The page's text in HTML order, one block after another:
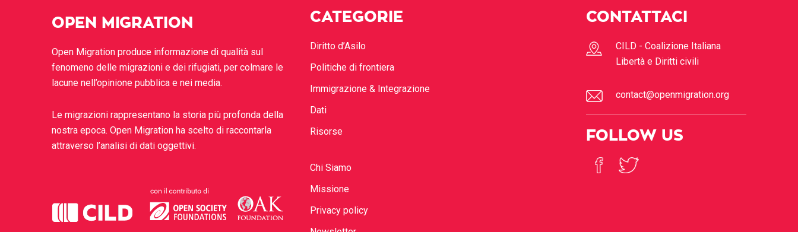
OPEN MIGRATION
Open Migration produce informazione di qualità sul
fenomeno delle migrazioni e dei rifugiati, per colmare le
lacune nell’opinione pubblica e nei media.
Le migrazioni rappresentano la storia più profonda della
nostra epoca. Open Migration ha scelto di raccontarla
attraverso l’analisi di dati oggettivi.
CATEGORIE
Diritto d’Asilo
Politiche di frontiera
Immigrazione & Integrazione
Dati
Risorse
Chi Siamo
Missione
Privacy policy
CONTATTACI
CILD - Coalizione Italiana
Libertà e Diritti civili
contact@openmigration.org
FOLLOW US